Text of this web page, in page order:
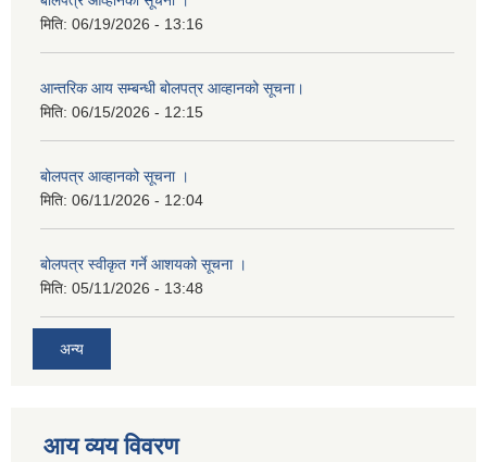
मिति: 06/19/2026 - 13:16
आन्तरिक आय सम्बन्धी बोलपत्र आव्हानको सूचना।
मिति: 06/15/2026 - 12:15
बोलपत्र आव्हानको सूचना ।
मिति: 06/11/2026 - 12:04
बोलपत्र स्वीकृत गर्ने आशयको सूचना ।
मिति: 05/11/2026 - 13:48
अन्य
आय व्यय विवरण